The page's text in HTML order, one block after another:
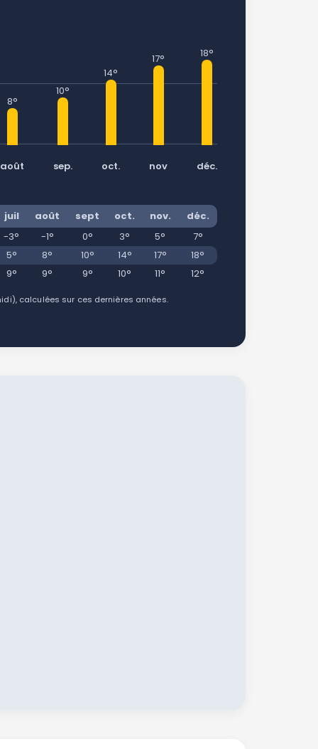
août
8°
sep.
10°
oct.
14°
nov
17°
déc.
18°
juil août sept oct. nov.
déc.
-3°
-1° 0° 3° 5°
7°
5°
8° 10° 14° 17°
18°
9°
9° 9° 10° 11° 12°
calculées sur ces dernières années.